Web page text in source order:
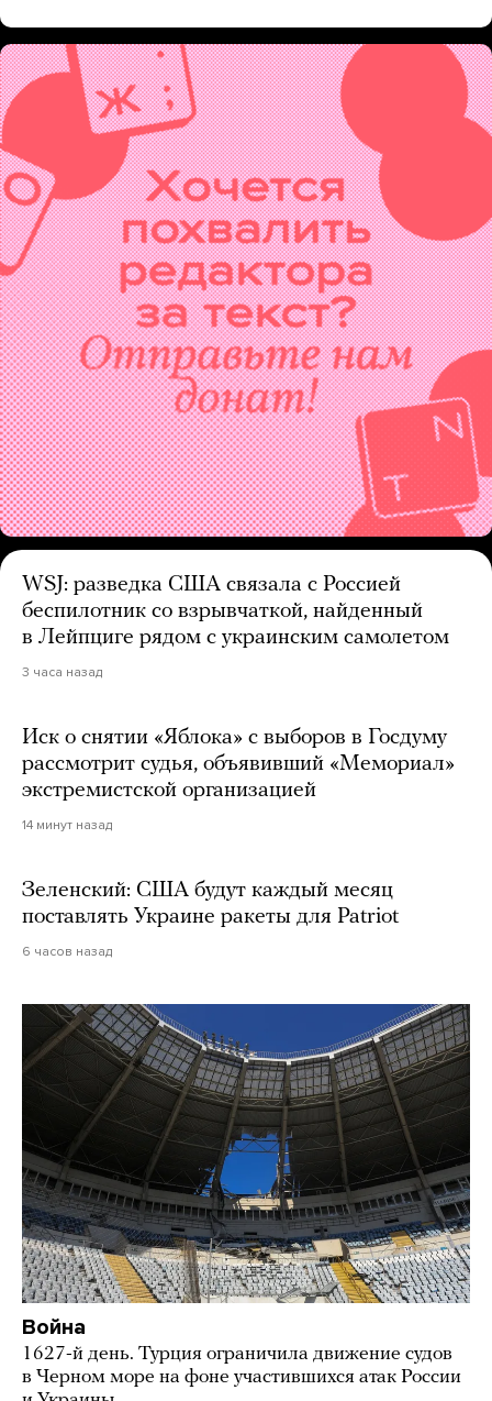
WSJ: разведка США связала с Россией
беспилотник со взрывчаткой, найденный
в Лейпциге рядом с украинским самолетом
3 часа назад
Иск о снятии «Яблока» с выборов в Госдуму
рассмотрит судья, объявивший «Мемориал»
экстремистской организацией
14 минут назад
Зеленский: США будут каждый месяц
поставлять Украине ракеты для Patriot
6 часов назад
Война
1627-й день. Турция ограничила движение судов
в Черном море на фоне участившихся атак России